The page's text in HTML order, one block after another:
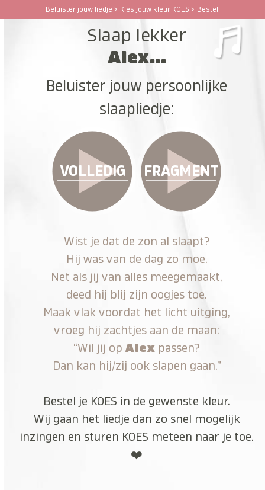
Beluister jouw liedje > Kies jouw kleur KOES > Bestel!
Open
Close
Slaap lekker
Alex...
Beluister jouw persoonlijke
slaapliedje:
VOLLEDIG FRAGMENT
Wist je dat de zon al slaapt?
Hij was van de dag zo moe.
Net als jij van alles meegemaakt,
deed hij blij zijn oogjes toe.
Maak vlak voordat het licht uitging,
vroeg hij zachtjes aan de maan:
“Wil jij opAlex passen?
Dan kan hij/zij ook slapen gaan.”
Bestel je KOES in de gewenste kleur.
Wij gaan het liedje dan zo snel mogelijk
inzingen en sturen KOES meteen naar je toe.
❤️